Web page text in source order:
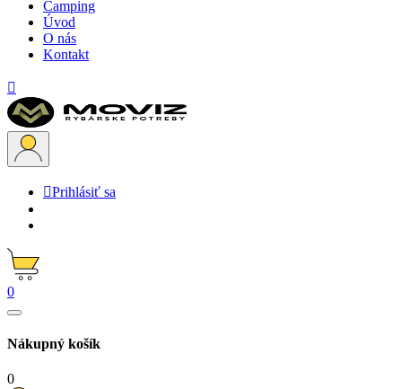
Camping
Úvod
O nás
Kontakt

Prihlásiť sa
0
Nákupný košík
0